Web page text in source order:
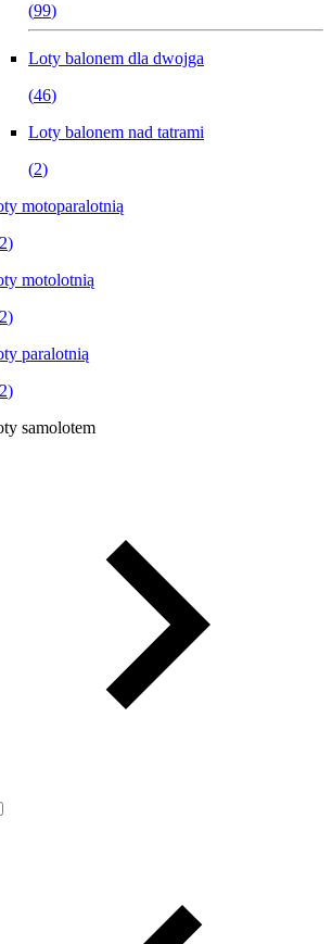
(99)
Loty balonem dla dwojga
(46)
Loty balonem nad tatrami
(2)
motoparalotnią
)
motolotnią
)
paralotnią
)
samolotem